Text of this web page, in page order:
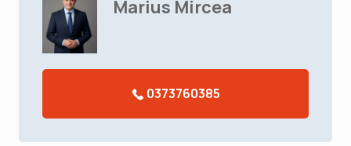
Marius Mircea
0373760385